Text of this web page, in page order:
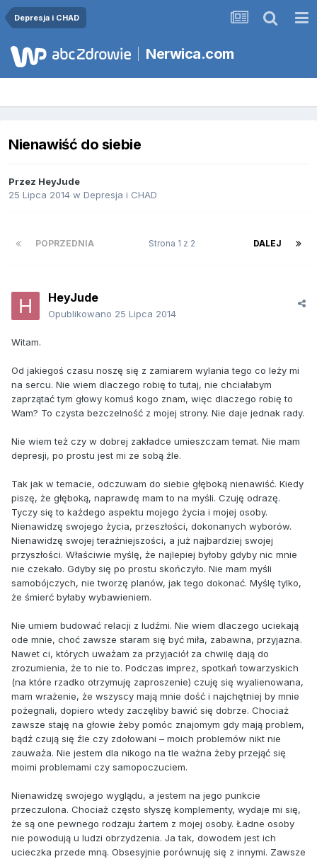
Depresja i CHAD
Nerwica.com
Nienawiść do siebie
Przez HeyJude
25 Lipca 2014 w Depresja i CHAD
POPRZEDNIA DALEJ
Strona 1 z 2
HeyJude
Opublikowano 25 Lipca 2014
Witam.
Od jakiegoś czasu noszę się z zamiarem wylania tego co leży mi
na sercu. Nie wiem dlaczego robię to tutaj, nie chciałabym
zaprzątać tym głowy komuś kogo znam, więc dlaczego robię to
Wam? To czysta bezczelność z mojej strony. Nie daje jednak rady.
Nie wiem też czy w dobrej zakładce umieszczam temat. Nie mam
depresji, po prostu jest mi ze sobą źle.
Tak jak w temacie, odczuwam do siebie głęboką nienawiść. Kiedy
piszę, że głęboką, naprawdę mam to na myśli. Czuję odrazę.
Tyczy się to każdego aspektu mojego życia i mojej osoby.
Nienawidzę swojego życia, przeszłości, dokonanych wyborów.
Nienawidzę swojej teraźniejszości, a już najbardziej swojej
przyszłości. Właściwie myślę, że najlepiej byłoby gdyby nic mnie
nie czekało. Gdyby się po prostu skończyło. Nie mam myśli
samobójczych, nie tworzę planów, jak tego dokonać. Myślę tylko,
że śmierć byłaby wybawieniem.
Nie umiem budować relacji z ludźmi. Nie wiem dlaczego uciekają
ode mnie, choć zawsze staram się być miła, zabawna, przyjazna.
Nawet ci, których uważam za przyjaciół za chwilę dają do
zrozumienia, że to nie to. Podczas imprez, spotkań towarzyskich
(na które rzadko otrzymuję zaproszenie) czuję się wyalienowana,
mam wrażenie, że wszyscy mają mnie dość i najchętniej by mnie
pożegnali, dopiero wtedy zaczęliby bawić się dobrze. Chociaż
zawsze staję na głowie żeby pomóc znajomym gdy mają problem,
bądź czują się źle czy zdołowani – moich problemów nikt nie
zauważa. Nie jestem dla nikogo na tle ważna żeby przejąć się
moimi problemami czy samopoczuciem.
Nienawidzę swojego wyglądu, a jestem na jego punkcie
przeczulona. Chociaż często słyszę komplementy, wydaje mi się,
że są one pewnego rodzaju żartem z mojej osoby. Ładne osoby
nie powodują u ludzi obrzydzenia. Ja tak, dowodem jest ich
ucieczka przede mną. Obsesyjnie porównuję się z innymi. Zawsze